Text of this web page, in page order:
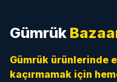
Gümrük
Gümrük ürünlerinde
kaçırmamak için